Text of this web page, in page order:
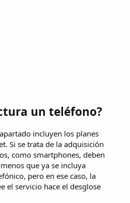
un teléfono?
incluyen los planes
Si se trata de la adquisición
como smartphones, deben
que ya se incluya
pero en ese caso, la
el servicio hace el desglose